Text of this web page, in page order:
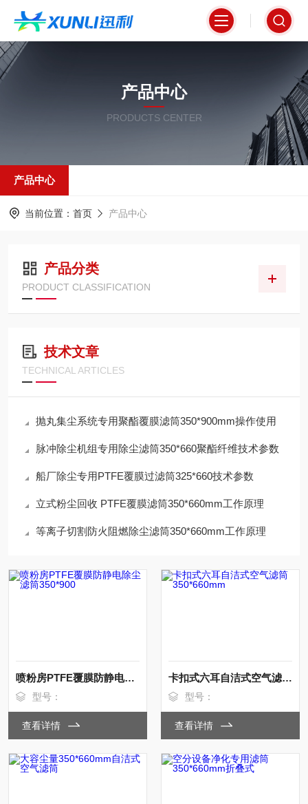
产品中心
PRODUCTS CENTER
产品中心
当前位置： 首页 产品中心
产品分类
PRODUCT CLASSIFICATION
技术文章
TECHNICAL ARTICLES
抛丸集尘系统专用聚酯覆膜滤筒350*900mm操作使用
脉冲除尘机组专用除尘滤筒350*660聚酯纤维技术参数
船厂除尘专用PTFE覆膜过滤筒325*660技术参数
立式粉尘回收 PTFE覆膜滤筒350*660mm工作原理
等离子切割防火阻燃除尘滤筒350*660mm工作原理
喷粉房PTFE覆膜防静电除尘滤筒350*900
型号：
查看详情
卡扣式六耳自洁式空气滤筒350*660mm
型号：
查看详情